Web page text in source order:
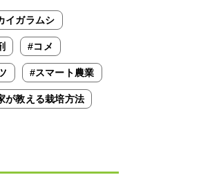
イガラムシ
#コメ
#スマート農業
が教える栽培方法